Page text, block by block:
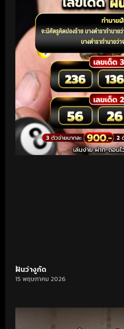
ฝันว่างูกัด
15 พฤษภาคม 2026